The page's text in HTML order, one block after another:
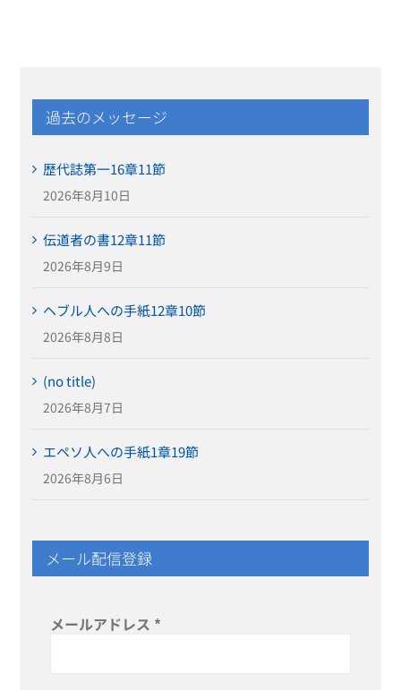
過去のメッセージ
歴代誌第一16章11節
2026年8月10日
伝道者の書12章11節
2026年8月9日
ヘブル人への手紙12章10節
2026年8月8日
(no title)
2026年8月7日
エペソ人への手紙1章19節
2026年8月6日
メール配信登録
メールアドレス *